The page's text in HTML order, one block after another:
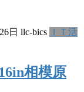
日 llc-bics
ＩＴ活
相模原